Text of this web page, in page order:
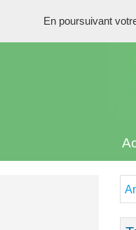
En poursuivant